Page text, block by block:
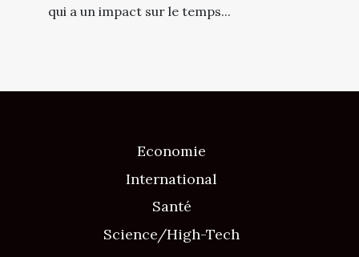
qui a un impact sur le temps...
Economie
International
Santé
Science/High-Tech